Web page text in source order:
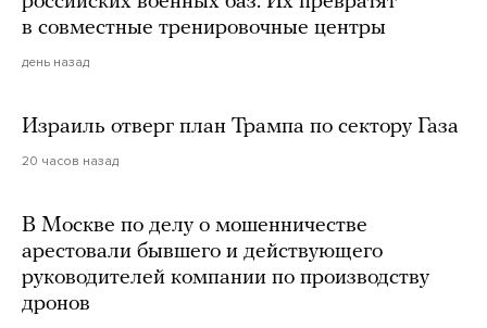
в совместные тренировочные центры
день назад
Израиль отверг план Трампа по сектору Газа
20 часов назад
В Москве по делу о мошенничестве
арестовали бывшего и действующего
руководителей компании по производству
дронов